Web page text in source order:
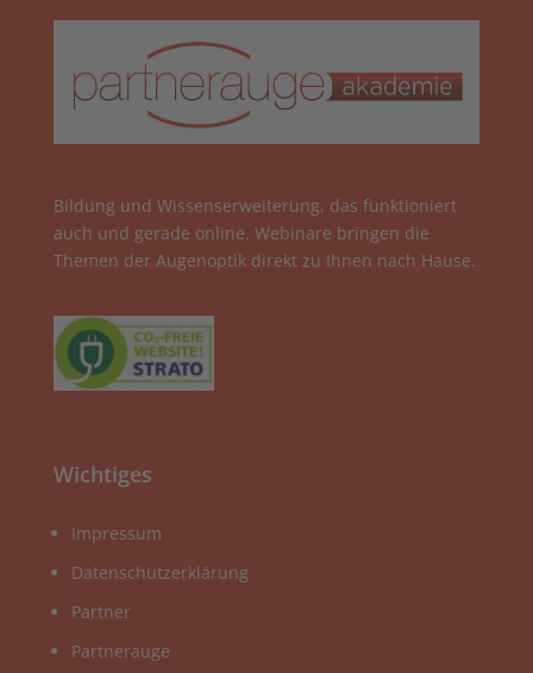
Bildung und Wissenserweiterung, das funktioniert
auch und gerade online. Webinare bringen die
Themen der Augenoptik direkt zu Ihnen nach Hause.
Wichtiges
Impressum
Datenschutzerklärung
Partner
Partnerauge